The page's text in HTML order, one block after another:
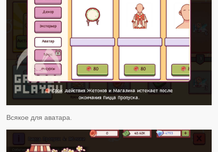
Всякое для аватара.